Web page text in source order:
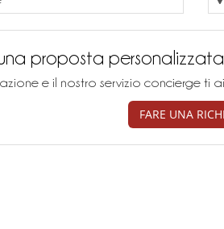
proposta personalizzata
e il nostro servizio concierge
FARE UNA